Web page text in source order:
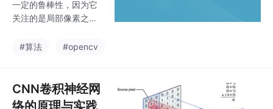
和多分类问题。如果数
据集不平衡，准确率可
标，应结合其他指标
一定的鲁棒性，因为它
关注的是局部像素之间
对的像素值。另外，它
可能会稍低一些，在面
对大量相似人脸的场景
#算法 #opencv
CNN卷积神经网
络的原理与实践